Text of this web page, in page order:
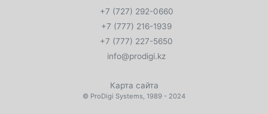
+7 (727) 292-0660
+7 (777) 216-1939
+7 (777) 227-5650
info@prodigi.kz
Карта сайта
© ProDigi Systems , 1989 - 2024